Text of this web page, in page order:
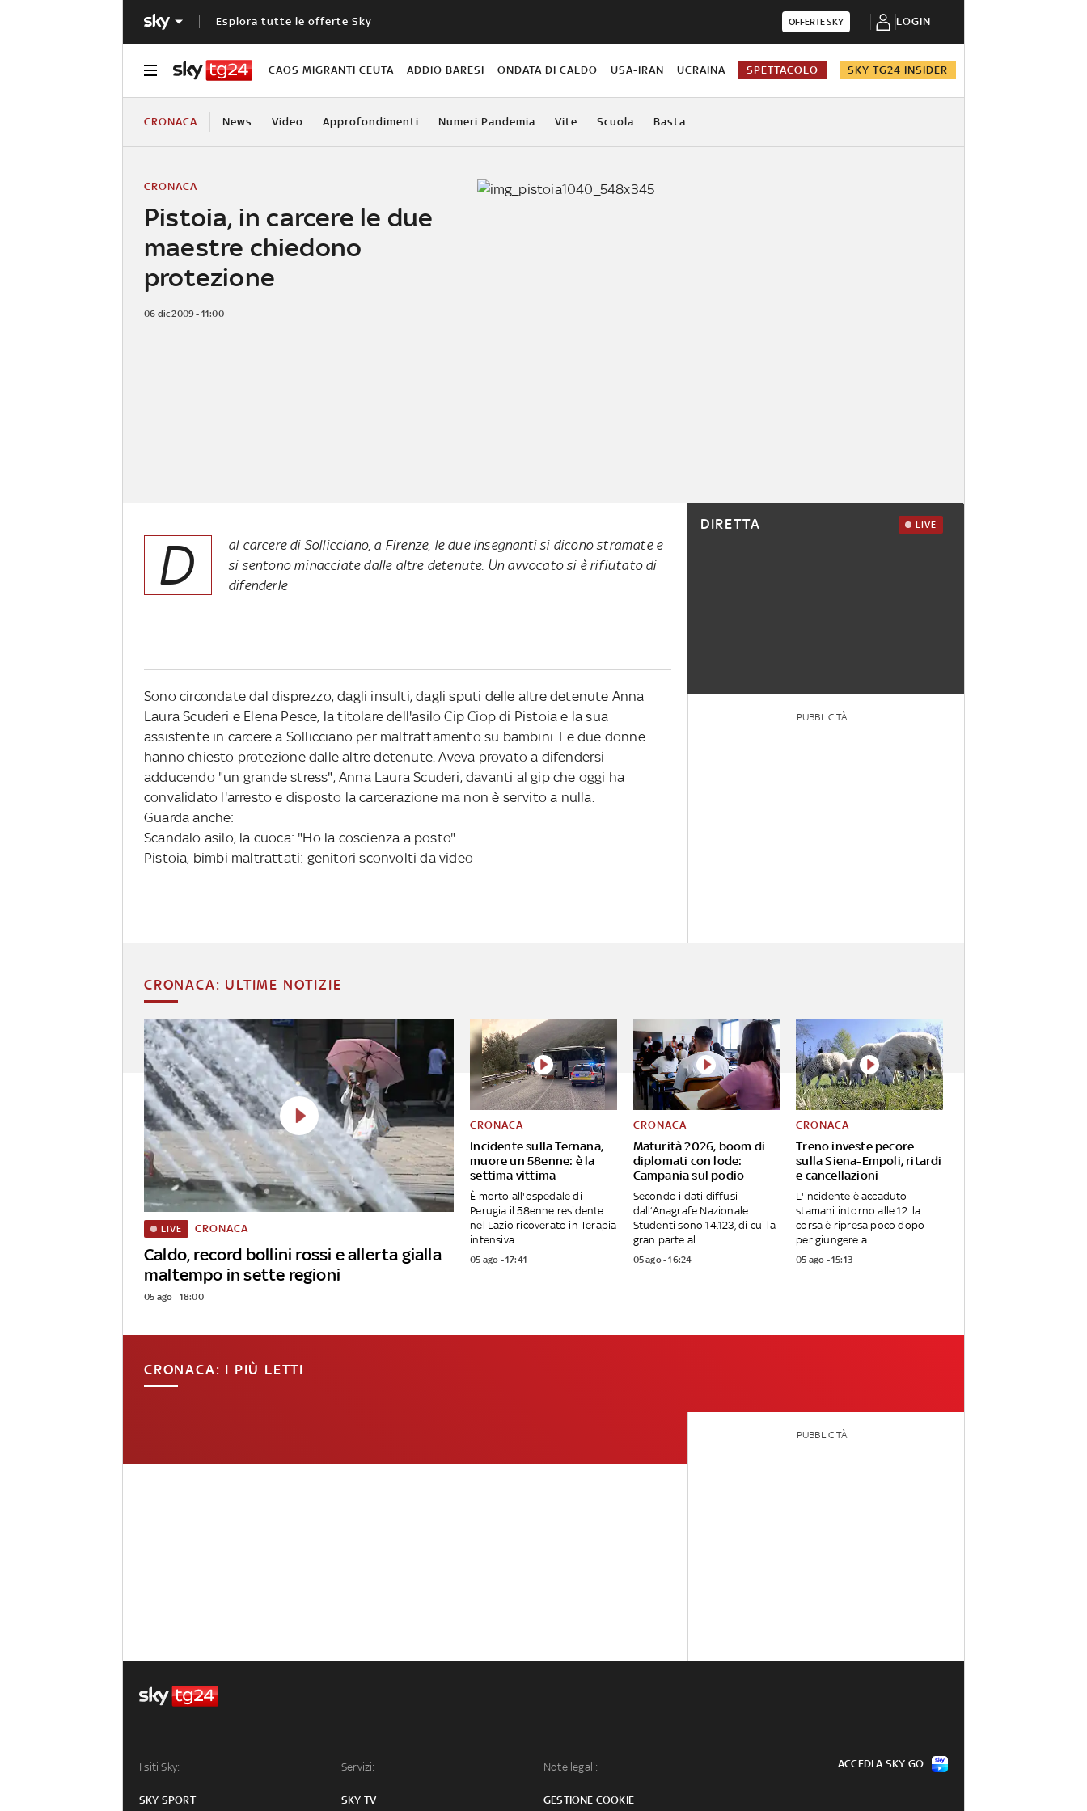
Esplora tutte le offerte Sky OFFERTE SKY LOGIN
CAOS MIGRANTI CEUTA ADDIO BARESI ONDATA DI CALDO USA-IRAN UCRAINA SPETTACOLO SKY TG24 INSIDER
CRONACA News Video Approfondimenti Numeri Pandemia Vite Scuola Basta
Pistoia, in carcere le due
maestre chiedono
protezione
CRONACA
06 dic 2009 - 11:00
D
al carcere di Sollicciano, a Firenze, le due insegnanti si dicono stramate e
si sentono minacciate dalle altre detenute. Un avvocato si è rifiutato di
difenderle
Sono circondate dal disprezzo, dagli insulti, dagli sputi delle altre detenute Anna
Laura Scuderi e Elena Pesce, la titolare dell'asilo Cip Ciop di Pistoia e la sua
assistente in carcere a Sollicciano per maltrattamento su bambini. Le due donne
hanno chiesto protezione dalle altre detenute. Aveva provato a difendersi
adducendo "un grande stress", Anna Laura Scuderi, davanti al gip che oggi ha
convalidato l'arresto e disposto la carcerazione ma non è servito a nulla.
Guarda anche:
Scandalo asilo, la cuoca: "Ho la coscienza a posto"
Pistoia, bimbi maltrattati: genitori sconvolti da video
DIRETTA LIVE
PUBBLICITÀ
CRONACA: ULTIME NOTIZIE
Caldo, record bollini rossi e allerta gialla
maltempo in sette regioni
LIVE CRONACA
05 ago - 18:00
Incidente sulla Ternana,
muore un 58enne: è la
settima vittima
CRONACA
È morto all'ospedale di
Perugia il 58enne residente
nel Lazio ricoverato in Terapia
intensiva...
05 ago - 17:41
Maturità 2026, boom di
diplomati con lode:
Campania sul podio
CRONACA
Secondo i dati diffusi
dall’Anagrafe Nazionale
Studenti sono 14.123, di cui la
gran parte al...
05 ago - 16:24
Treno investe pecore
sulla Siena-Empoli, ritardi
e cancellazioni
CRONACA
L'incidente è accaduto
stamani intorno alle 12: la
corsa è ripresa poco dopo
per giungere a...
05 ago - 15:13
CRONACA: I PIÙ LETTI
PUBBLICITÀ
I siti Sky:
SKY SPORT
Servizi:
SKY TV
Note legali:
GESTIONE COOKIE
ACCEDI A SKY GO